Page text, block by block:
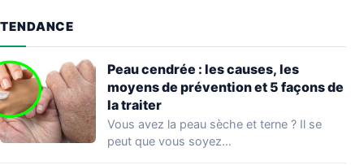
TENDANCE
Peau cendrée : les causes, les
moyens de prévention et 5 façons de
la traiter
Vous avez la peau sèche et terne ? Il se
peut que vous soyez…